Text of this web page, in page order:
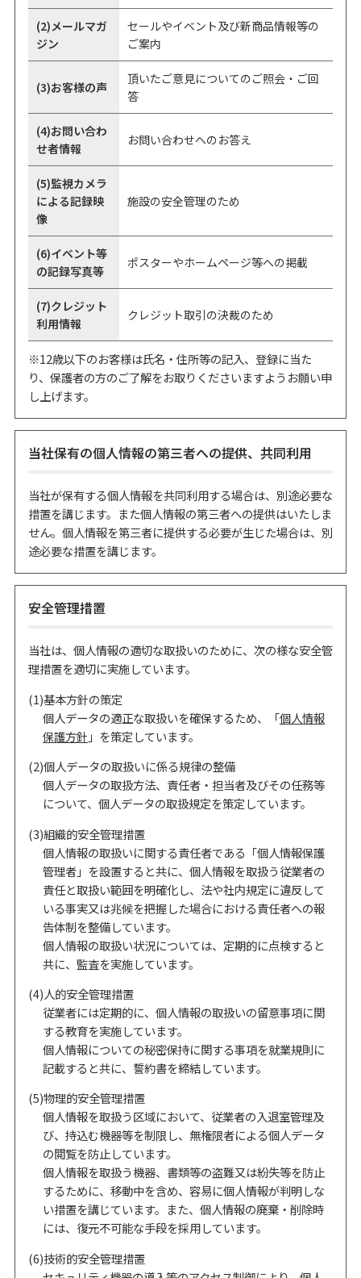
(2)メールマガ
ジン
セールやイベント及び新商品情報等の
ご案内
(3)お客様の声
頂いたご意見についてのご照会・ご回
答
(4)お問い合わ
せ者情報
お問い合わせへのお答え
(5)監視カメラ
による記録映
像
施設の安全管理のため
(6)イベント等
の記録写真等
ポスターやホームページ等への掲載
(7)クレジット
利用情報
クレジット取引の決裁のため
※12歳以下のお客様は氏名・住所等の記入、登録に当た
り、保護者の方のご了解をお取りくださいますようお願い申
し上げます。
当社保有の個人情報の第三者への提供、共同利用
当社が保有する個人情報を共同利用する場合は、別途必要な
措置を講じます。また個人情報の第三者への提供はいたしま
せん。個人情報を第三者に提供する必要が生じた場合は、別
途必要な措置を講じます。
安全管理措置
当社は、個人情報の適切な取扱いのために、次の様な安全管
理措置を適切に実施しています。
(1)基本方針の策定
個人データの適正な取扱いを確保するため、「個人情報
保護方針 」を策定しています。
(2)個人データの取扱いに係る規律の整備
個人データの取扱方法、責任者・担当者及びその任務等
について、個人データの取扱規定を策定しています。
(3)組織的安全管理措置
個人情報の取扱いに関する責任者である「個人情報保護
管理者」を設置すると共に、個人情報を取扱う従業者の
責任と取扱い範囲を明確化し、法や社内規定に違反して
いる事実又は兆候を把握した場合における責任者への報
告体制を整備しています。
個人情報の取扱い状況については、定期的に点検すると
共に、監査を実施しています。
(4)人的安全管理措置
従業者には定期的に、個人情報の取扱いの留意事項に関
する教育を実施しています。
個人情報についての秘密保持に関する事項を就業規則に
記載すると共に、誓約書を締結しています。
(5)物理的安全管理措置
個人情報を取扱う区域において、従業者の入退室管理及
び、持込む機器等を制限し、無権限者による個人データ
の閲覧を防止しています。
個人情報を取扱う機器、書類等の盗難又は紛失等を防止
するために、移動中を含め、容易に個人情報が判明しな
い措置を講じています。また、個人情報の廃棄・削除時
には、復元不可能な手段を採用しています。
(6)技術的安全管理措置